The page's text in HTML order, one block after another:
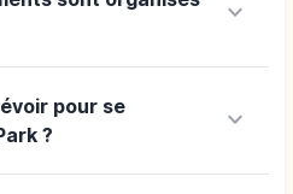
keyboard_arrow_down
pour se
?
keyboard_arrow_down